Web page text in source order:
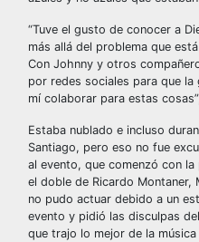
“Tuve el gusto de conocer a
más allá del problema que
Con Johnny y otros
por redes sociales para que
mí colaborar para estas
Estaba nublado e incluso
Santiago, pero eso no fue
al evento, que comenzó con
el doble de Ricardo Montaner,
no pudo actuar debido a un
evento y pidió las disculpas
que trajo lo mejor de la